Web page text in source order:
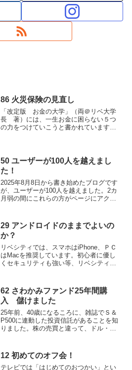
86 火災保険の見直し
「改定版 お金の大学」（両＠リベ大学
長 著）には、一生お金に困らない５つ
の力をつけていこうと書かれています。
です。その中で貯める力の「火災保険を
安くしよう」を読んでみました。
50 ユーザーが100人を越えまし
た！
2025年8月8日から書き始めたブログです
が、ユーザーが100人を越えました。2カ
月弱の間にこれらの方がページにアクセ
29 アンドロイドのままでよいの
か？
リベシティでは、スマホはiPhone、ＰＣ
はMacを推奨しています。初心者に優し
くセキュリティも強い等、リベシティの
のシェアですが、世界では３割のシェア
で、日本と...
62 さわかみファンド25年間購
入 儲けました
25年前、40歳になるころに、雑誌でＳ＆
P500に連動した投資信託があることを知
りました。株の売買と違って、ドル・コ
した。そんな矢先に雑誌で澤上篤人さん
が「さわかみファンド」のことを書いて
いて、S＆P500と同じようだと思って購
12 初めてのオフ会！
テレビでは「はじめてのおつかい」とい